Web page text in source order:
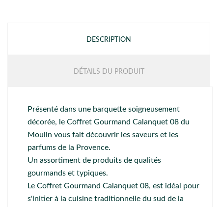
DESCRIPTION
DÉTAILS DU PRODUIT
Présenté dans une barquette soigneusement
décorée, le Coffret Gourmand Calanquet 08 du
Moulin vous fait découvrir les saveurs et les
parfums de la Provence.
Un assortiment de produits de qualités
gourmands et typiques.
Le Coffret Gourmand Calanquet 08, est idéal pour
s'initier à la cuisine traditionnelle du sud de la